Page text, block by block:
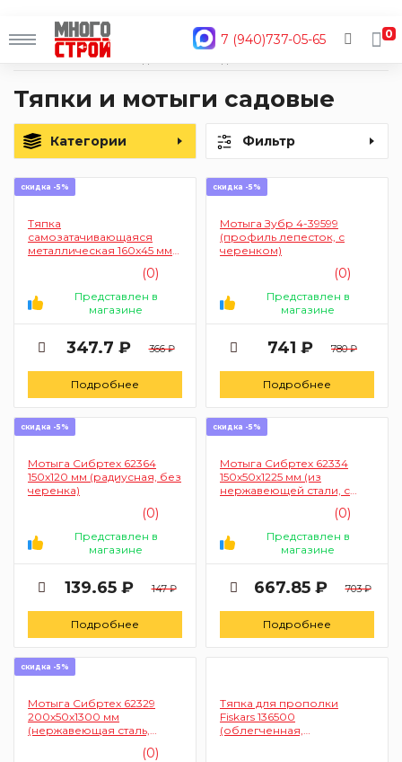
7 (940)737-05-65
0
Главная
Каталог
Тяпки и мотыги садовые
Категории Фильтр
скидка -5%
Тяпка
самозатачивающаяся
металлическая 160x45 мм
(0)
Представлен в
магазине
347.7 ₽ 366 ₽
Подробнее
скидка -5%
Мотыга Зубр 4-39599
(профиль лепесток, с
черенком)
(0)
Представлен в
магазине
741 ₽ 780 ₽
Подробнее
скидка -5%
Мотыга Сибртех 62364
150х120 мм (радиусная, без
черенка)
(0)
Представлен в
магазине
139.65 ₽ 147 ₽
Подробнее
скидка -5%
Мотыга Сибртех 62334
150х50х1225 мм (из
нержавеющей стали, с
(0)
Представлен в
магазине
667.85 ₽ 703 ₽
Подробнее
скидка -5%
Мотыга Сибртех 62329
200х50х1300 мм
(нержавеющая сталь,
(0)
Тяпка для прополки
Fiskars 136500
(облегченная,